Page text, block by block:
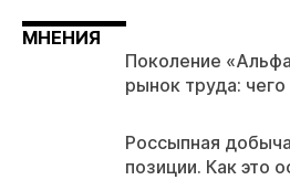
МНЕНИЯ
Поколение
рынок труда:
Россыпная
позиции. Как это